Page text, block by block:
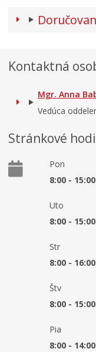
Kontaktná
Mgr. Anna
Vedúca
Stránkové
Pon
8:00 - 15:00
Uto
8:00 - 15:00
Str
8:00 - 16:00
Štv
8:00 - 15:00
Pia
8:00 - 14:00